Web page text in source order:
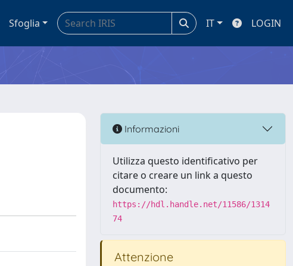
Sfoglia IT LOGIN
Informazioni
Utilizza questo identificativo per
citare o creare un link a questo
documento:
https://hdl.handle.net/11586/1314
74
Attenzione